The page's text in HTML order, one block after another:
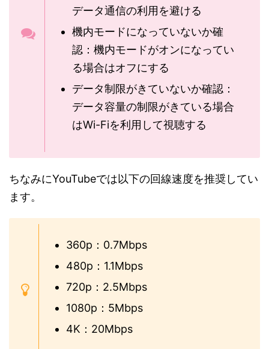
データ通信の利用を避ける
機内モードになっていないか確
認：機内モードがオンになってい
る場合はオフにする
データ制限がきていないか確認：
データ容量の制限がきている場合
はWi-Fiを利用して視聴する
ちなみにYouTubeでは以下の回線速度を推奨してい
ます。
360p：0.7Mbps
480p：1.1Mbps
720p：2.5Mbps
1080p：5Mbps
4K：20Mbps